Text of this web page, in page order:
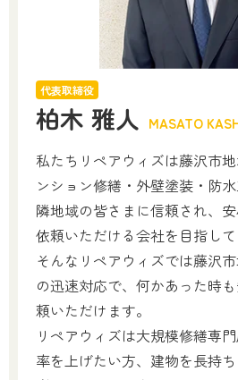
代表取締役
柏木 雅人 MASATO
私たちリペアウィズは藤沢市
ンション修繕・外壁塗装・防
隣地域の皆さまに信頼され、
依頼いただける会社を目指して
そんなリペアウィズでは藤沢
の迅速対応で、何かあった時
頼いただけます。
リペアウィズは大規模修繕専
率を上げたい方、建物を長持